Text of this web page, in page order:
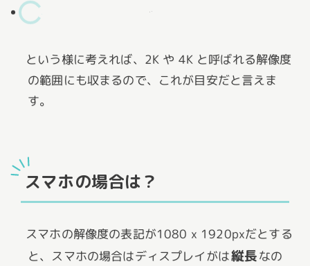
3800 ～ 4799px までは 4K。
という様に考えれば、2K や 4K と呼ばれる解像度
の範囲にも収まるので、これが目安だと言えま
す。
スマホの場合は？
スマホの解像度の表記が1080 x 1920pxだとする
と、スマホの場合はディスプレイがは縦長なの